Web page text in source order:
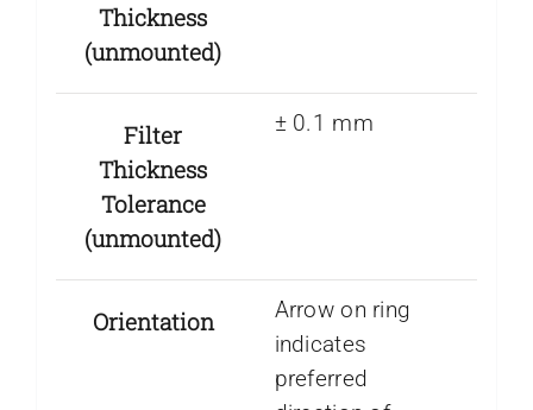
Thickness
(unmounted)
Filter
Thickness
Tolerance
(unmounted)
± 0.1 mm
Orientation
Arrow on ring
indicates
preferred